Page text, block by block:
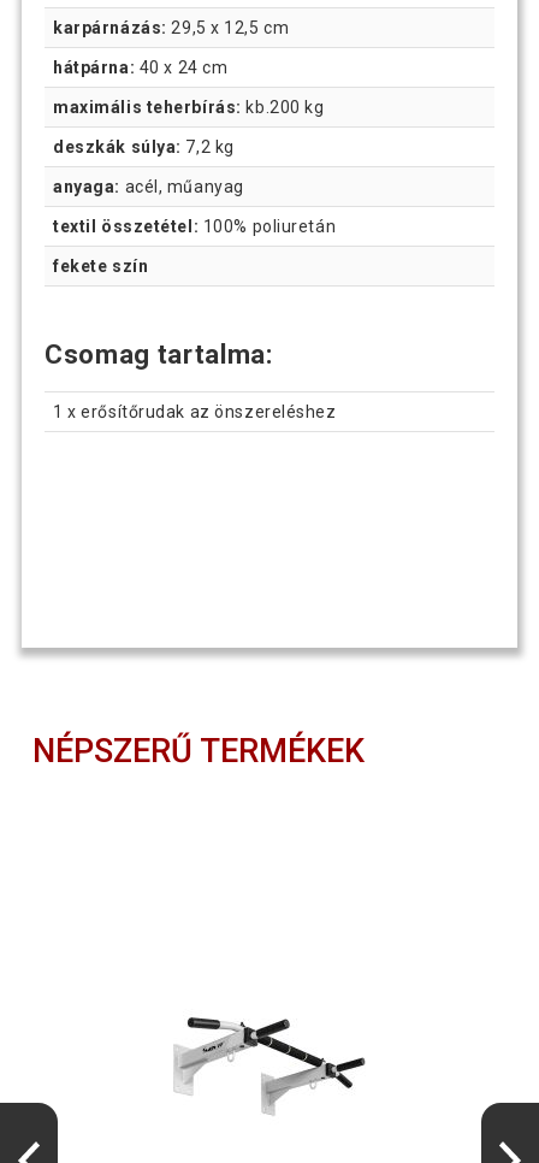
karpárnázás: 29,5 x 12,5 cm
hátpárna: 40 x 24 cm
maximális teherbírás: kb.200 kg
deszkák súlya: 7,2 kg
anyaga: acél, műanyag
textil összetétel: 100% poliuretán
fekete szín
Csomag tartalma:
1 x erősítőrudak az önszereléshez
NÉPSZERŰ TERMÉKEK